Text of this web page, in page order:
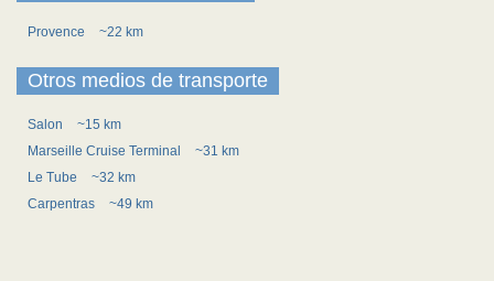
Provence ~22 km
Otros medios de transporte
Salon
~15 km
Marseille Cruise Terminal
~31 km
Le Tube
~32 km
Carpentras
~49 km